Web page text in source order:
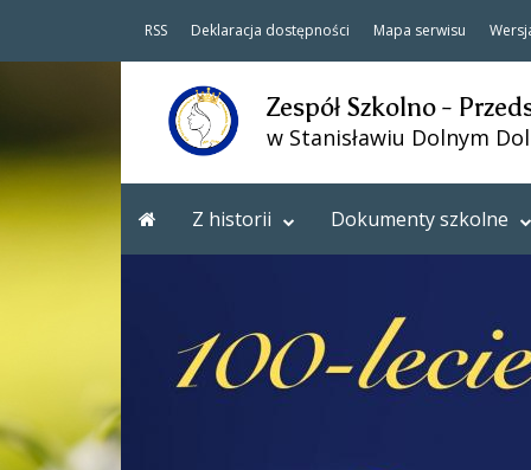
RSS Deklaracja dostępności Mapa serwisu
Zespół Szkolno -
w Stanisławiu Dolnym
Z historii Dokumenty szkolne